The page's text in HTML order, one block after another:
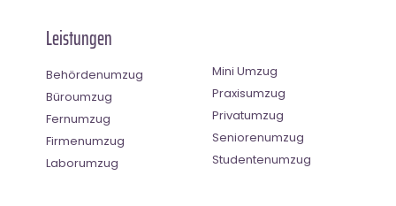
Leistungen
Behördenumzug
Büroumzug
Fernumzug
Firmenumzug
Laborumzug
Mini Umzug
Praxisumzug
Privatumzug
Seniorenumzug
Studentenumzug